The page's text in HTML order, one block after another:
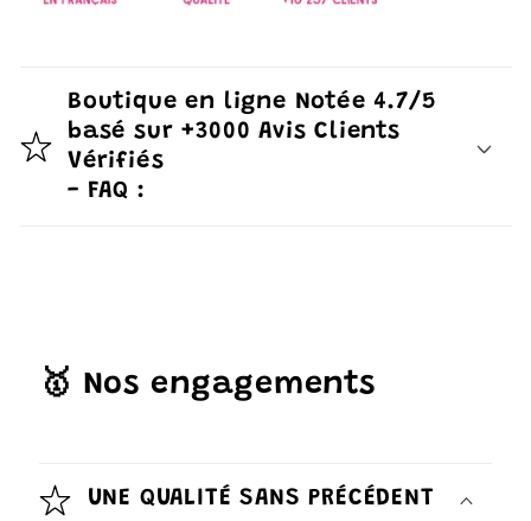
Boutique en ligne Notée 4.7/5
basé sur +3000 Avis Clients
Vérifiés
- FAQ :
🥇 Nos engagements
UNE QUALITÉ SANS PRÉCÉDENT